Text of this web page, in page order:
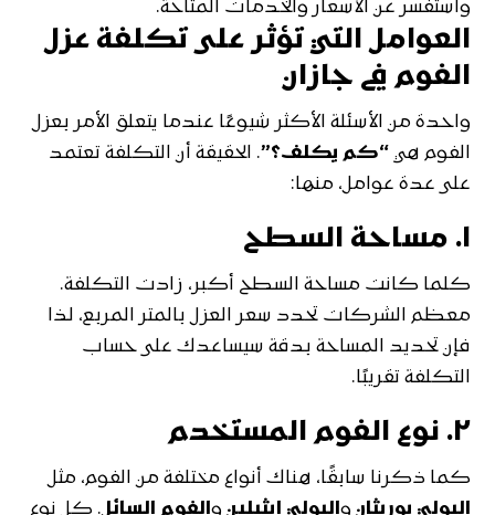
واستفسر عن الأسعار والخدمات المتاحة.
العوامل التي تؤثر على تكلفة عزل
الفوم في جازان
واحدة من الأسئلة الأكثر شيوعًا عندما يتعلق الأمر بعزل
الفوم هي“كم يكلف؟”. الحقيقة أن التكلفة تعتمد
على عدة عوامل، منها:
١. مساحة السطح
كلما كانت مساحة السطح أكبر، زادت التكلفة.
معظم الشركات تحدد سعر العزل بالمتر المربع، لذا
فإن تحديد المساحة بدقة سيساعدك على حساب
التكلفة تقريبًا.
٢. نوع الفوم المستخدم
كما ذكرنا سابقًا، هناك أنواع مختلفة من الفوم، مثل
البولي يوريثان والبولي إيثيلين والفوم السائل. كل نوع